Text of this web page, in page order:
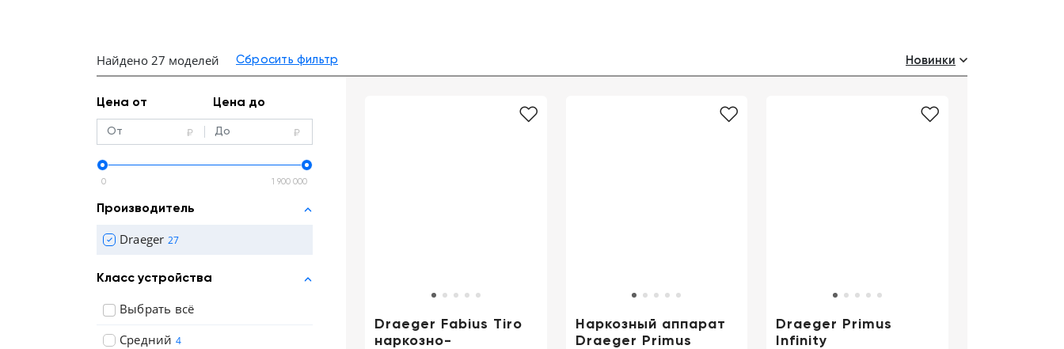
Цифровизация
медицинского
Отзывы о товарах
CN
Новинки
Найдено 27 моделей
Цена от Цена до
0 1 900 000
Производитель
Draeger 27
Класс устройства
Выбрать всё
Средний 4
Draeger Fabius Tiro
наркозно-
Наркозный аппарат
Draeger Primus
Draeger Primus
Infinity